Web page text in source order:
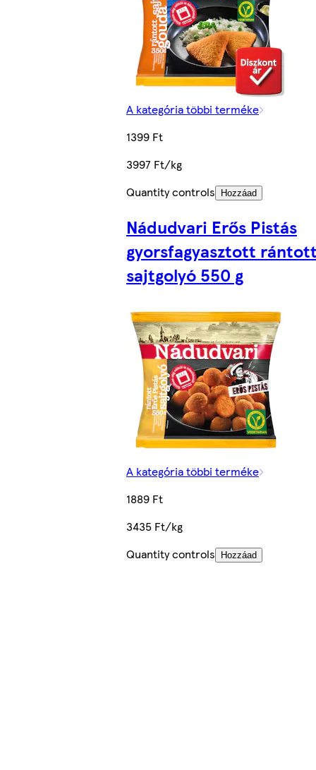
A kategória többi terméke
1399 Ft
3997 Ft/kg
Quantity controls
Hozzáad
Nádudvari Erős Pistás
gyorsfagyasztott
sajtgolyó 550 g
A kategória többi terméke
1889 Ft
3435 Ft/kg
Quantity controls
Hozzáad